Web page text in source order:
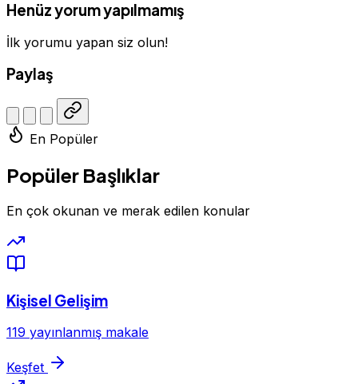
Henüz yorum yapılmamış
İlk yorumu yapan siz olun!
Paylaş
En Popüler
Popüler Başlıklar
En çok okunan ve merak edilen konular
Kişisel Gelişim
119 yayınlanmış makale
Keşfet